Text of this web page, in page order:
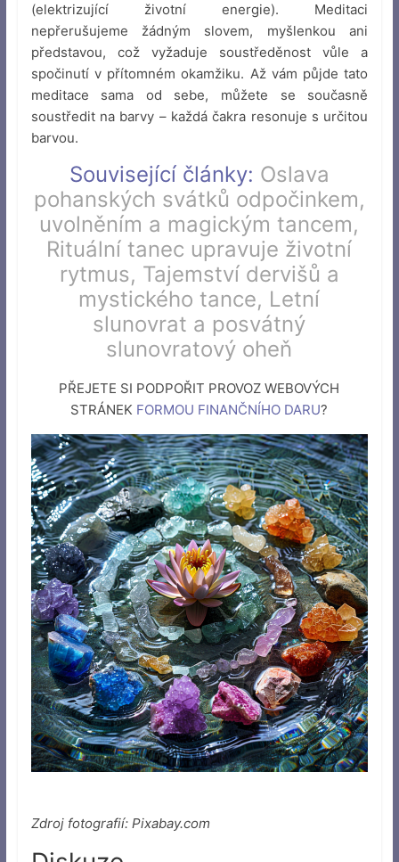
(elektrizující životní energie). Meditaci
nepřerušujeme žádným slovem, myšlenkou ani
představou, což vyžaduje soustředěnost vůle a
spočinutí v přítomném okamžiku. Až vám půjde tato
meditace sama od sebe, můžete se současně
soustředit na barvy – každá čakra resonuje s určitou
barvou.
Související články: Oslava
pohanských svátků odpočinkem,
uvolněním a magickým tancem,
Rituální tanec upravuje životní
rytmus, Tajemství dervišů a
mystického tance, Letní
slunovrat a posvátný
slunovratový oheň
PŘEJETE SI PODPOŘIT PROVOZ WEBOVÝCH
STRÁNEK FORMOU FINANČNÍHO DARU?
Zdroj fotografií: Pixabay.com